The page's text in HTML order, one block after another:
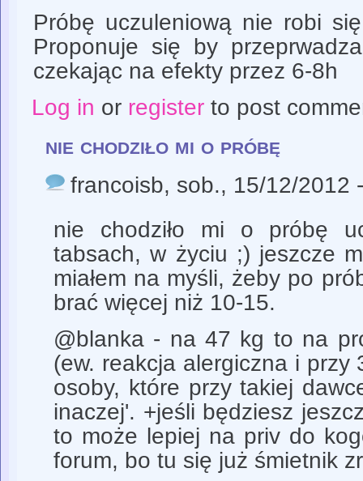
Próbę uczuleniową nie robi
Proponuje się by
czekając na efekty przez 6-8h
Log in or registerto post
nie chodziło mi o próbę
francoisb, sob., 15/12/2012
nie chodziło mi o próbę
tabsach, w życiu ;) jeszcze
miałem na myśli, żeby po
brać więcej niż 10-15.
@blanka - na 47 kg to na
(ew. reakcja alergiczna i przy
osoby, które przy takiej
inaczej'. +jeśli będziesz
to może lepiej na priv do
forum, bo tu się już śmietnik